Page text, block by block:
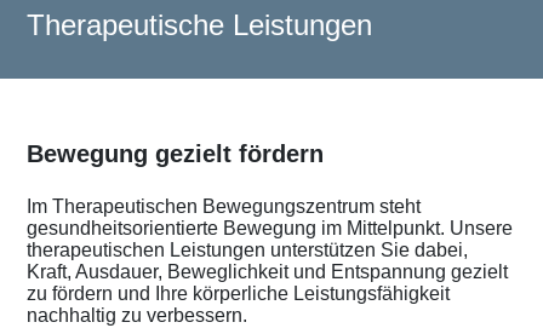
Therapeutische Leistungen
Bewegung gezielt fördern
Im Therapeutischen Bewegungszentrum steht
gesundheitsorientierte Bewegung im Mittelpunkt. Unsere
therapeutischen Leistungen unterstützen Sie dabei,
Kraft, Ausdauer, Beweglichkeit und Entspannung gezielt
zu fördern und Ihre körperliche Leistungsfähigkeit
nachhaltig zu verbessern.